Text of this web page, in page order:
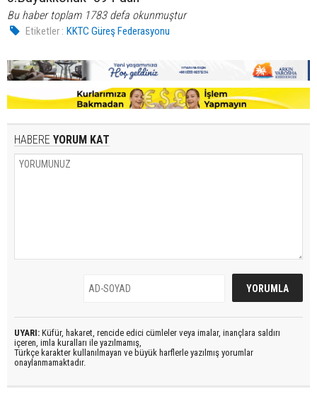
Bu haber toplam 1783 defa okunmuştur
Etiketler : KKTC Güreş Federasyonu
HABERE YORUM KAT
UYARI: Küfür, hakaret, rencide edici cümleler veya imalar, inançlara saldırı
içeren, imla kuralları ile yazılmamış,
Türkçe karakter kullanılmayan ve büyük harflerle yazılmış yorumlar
onaylanmamaktadır.